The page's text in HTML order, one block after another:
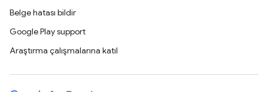
Belge hatası bildir
Google Play support
Araştırma çalışmalarına katıl